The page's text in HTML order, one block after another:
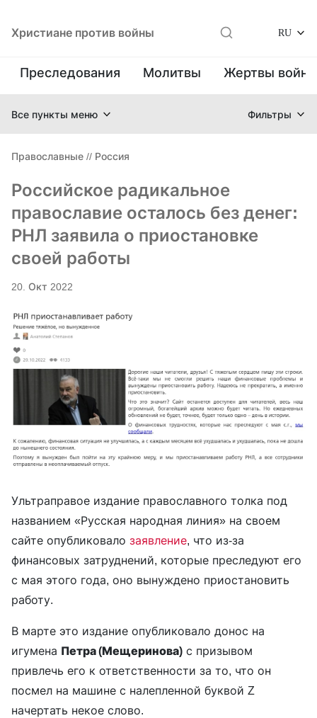
Христиане против войны RU
Преследования Молитвы Жертвы
Все пункты меню Фильтры
Православные // Россия
Российское радикальное
православие осталось без денег:
РНЛ заявила о приостановке
своей работы
20. Окт 2022
Ультраправое издание православного толка под
названием «Русская народная линия» на своем
сайте опубликовало заявление, что из-за
финансовых затруднений, которые преследуют его
с мая этого года, оно вынуждено приостановить
работу.
В марте это издание опубликовало донос на
игумена Петра (Мещеринова) с призывом
привлечь его к ответственности за то, что он
посмел на машине с налепленной буквой Z
начертать некое слово.